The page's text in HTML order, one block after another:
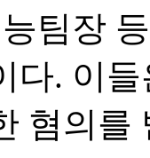
팀장
다. 이
혐의를